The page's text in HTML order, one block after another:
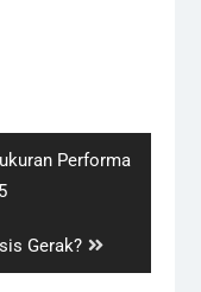
Performa
Gerak?